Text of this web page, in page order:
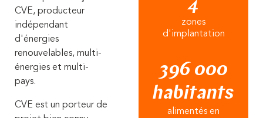
CVE, producteur
indépendant
d'énergies
renouvelables, multi-
énergies et multi-
pays.
CVE est un porteur de
4
zones
d'implantation
396 000
habitants
alimentés en